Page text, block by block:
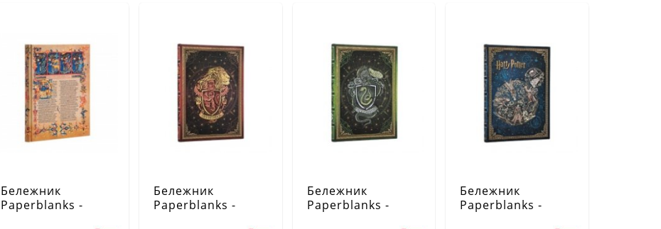
Бележник
Paperblanks -
Бележник
Paperblanks -
Бележник
Paperblanks -
Бележник
Paperblanks -